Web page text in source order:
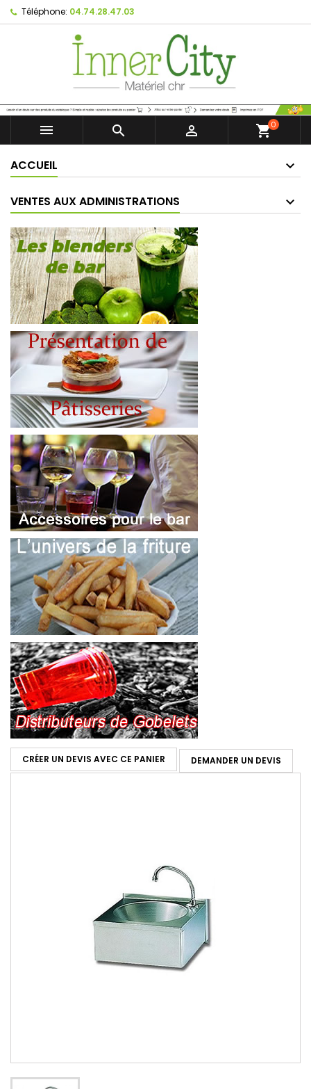
Téléphone: 04.74.28.47.03
   shopping_cart0
ACCUEIL
VENTES AUX ADMINISTRATIONS
CRÉER UN DEVIS AVEC CE PANIER DEMANDER UN DEVIS